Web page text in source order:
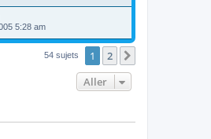
5:28 am
54 sujets 1 2
Aller